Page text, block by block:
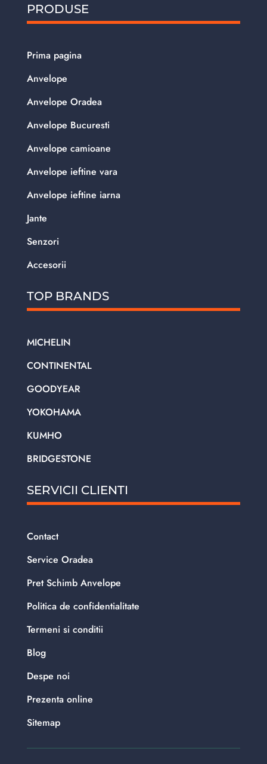
PRODUSE
Prima pagina
Anvelope
Anvelope Oradea
Anvelope Bucuresti
Anvelope camioane
Anvelope ieftine vara
Anvelope ieftine iarna
Jante
Senzori
Accesorii
TOP BRANDS
MICHELIN
CONTINENTAL
GOODYEAR
YOKOHAMA
KUMHO
BRIDGESTONE
SERVICII CLIENTI
Contact
Service Oradea
Pret Schimb Anvelope
Politica de confidentialitate
Termeni si conditii
Blog
Despe noi
Prezenta online
Sitemap